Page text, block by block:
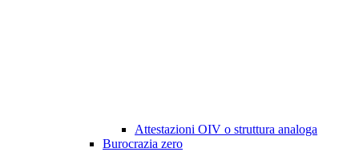
Attestazioni OIV o struttura analoga
Burocrazia zero